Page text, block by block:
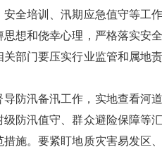
全培训、汛期应急值守等工
想和侥幸心理，严格落实安
部门要压实行业监管和属
防汛备汛工作，实地查看
防汛值守、群众避险保障
施。要紧盯地质灾害易发